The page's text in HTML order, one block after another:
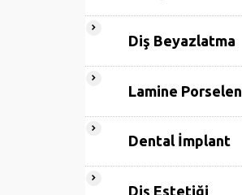
Diş Beyazlatma
Lamine Porselen
Dental İmplant
Diş Estetiği